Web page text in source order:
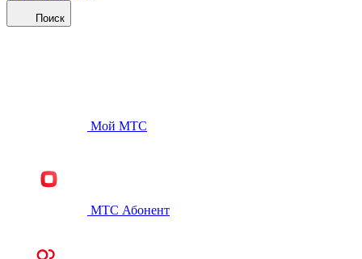
Поиск
Мой МТС
МТС Абонент